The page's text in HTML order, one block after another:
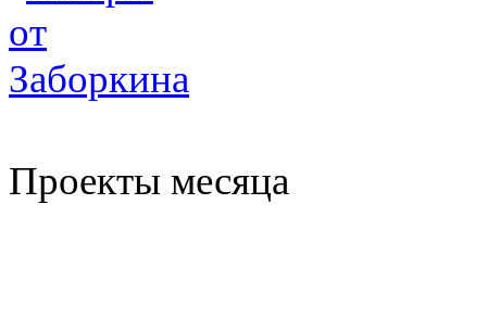
Проекты месяца